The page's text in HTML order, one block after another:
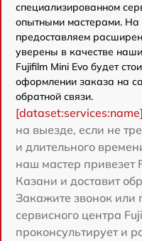
специализированном
опытными мастерами. На
предоставляем
уверены в качестве
Fujifilm Mini Evo будет
оформлении заказа на
обратной связи.
на выезде, если не
и длительного
наш мастер привезет
Казани и доставит
Закажите звонок или
сервисного центра
проконсультирует и